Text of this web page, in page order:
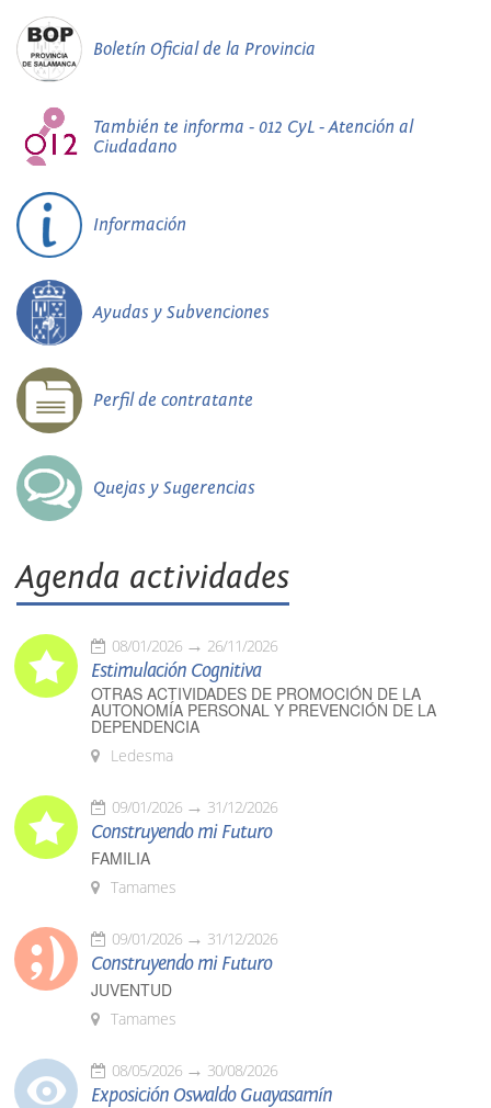
Boletín Oficial de la Provincia
También te informa - 012 CyL - Atención al
Ciudadano
Información
Ayudas y Subvenciones
Perfil de contratante
Quejas y Sugerencias
Agenda actividades
08/01/2026 26/11/2026
Estimulación Cognitiva
OTRAS ACTIVIDADES DE PROMOCIÓN DE LA
AUTONOMÍA PERSONAL Y PREVENCIÓN DE LA
DEPENDENCIA
Ledesma
09/01/2026 31/12/2026
Construyendo mi Futuro
FAMILIA
Tamames
09/01/2026 31/12/2026
Construyendo mi Futuro
JUVENTUD
Tamames
08/05/2026 30/08/2026
Exposición Oswaldo Guayasamín